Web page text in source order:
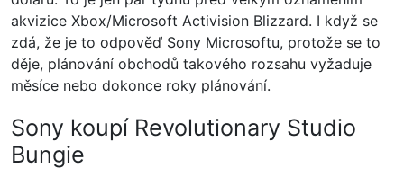
akvizice Xbox/Microsoft Activision Blizzard. I když se
zdá, že je to odpověď Sony Microsoftu, protože se to
děje, plánování obchodů takového rozsahu vyžaduje
měsíce nebo dokonce roky plánování.
Sony koupí Revolutionary Studio
Bungie